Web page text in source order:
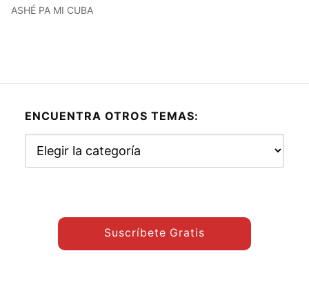
ASHÉ PA MI CUBA
ENCUENTRA OTROS TEMAS:
otros
Suscríbete Gratis